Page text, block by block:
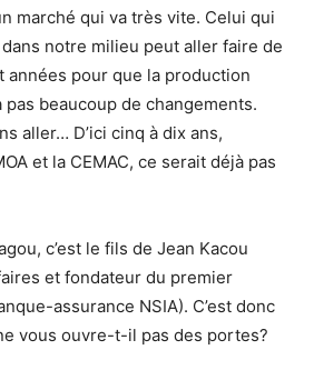
marché qui va très vite. Celui qui
dans notre milieu peut aller faire de
années pour que la production
pas beaucoup de changements.
aller… D’ici cinq à dix ans,
et la CEMAC, ce serait déjà pas
c’est le fils de Jean Kacou
et fondateur du premier
assurance NSIA). C’est donc
vous ouvre-t-il pas des portes?